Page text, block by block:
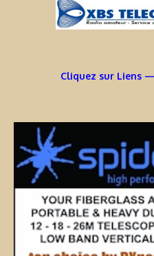
Cliquez sur Liens